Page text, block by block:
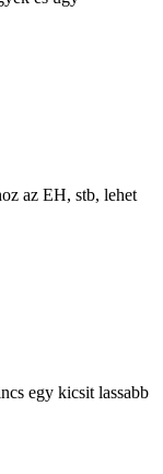
az EH, stb, lehet
egy kicsit lassabb